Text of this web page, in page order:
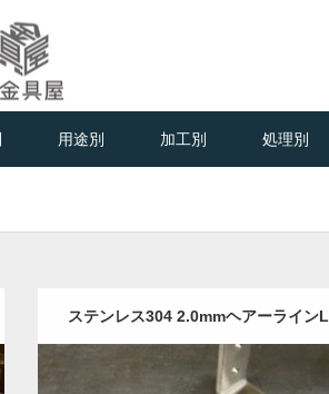
用途別 加工別 処理別
ステンレス304 2.0mmヘアーラインL
型サポート（特注）